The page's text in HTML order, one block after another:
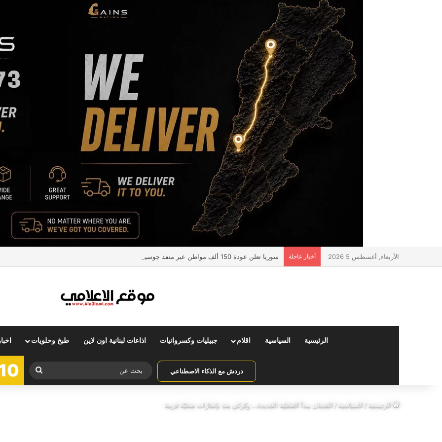
الأربعاء, أغسطس 5 2026 أخبار عاجلة سوريا تعلن عودة 150 ألف مواطن عبر منفذ جوسية مع لبنان
الرئيسية السياسية اقلام جبيليات وكسروانيات اذاعات لبنانية اون لاين طبخ وحلويات
دردش مع الذكاء الاصطناعي
بحث
عن
الرئيسية/ السياسية/ الضمان يبدأ التغطية الجديدة… وكركي يعد بإنجازات صحيّة قريبة